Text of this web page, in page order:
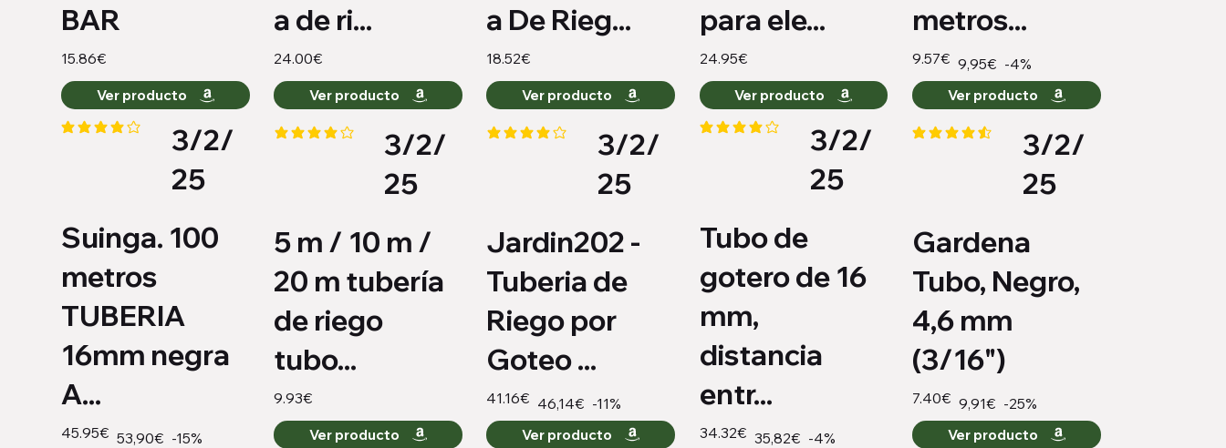
BAR
15.86€
Ver producto
a de ri...
24.00€
Ver producto
a De Rieg...
18.52€
Ver producto
para ele...
24.95€
Ver producto
metros...
9.57€ 9,95€ -4%
Ver producto
la calificación promedio es 4 de 5
3/2/
25
Suinga. 100
metros
TUBERIA
16mm negra
A...
45.95€ 53,90€ -15%
la calificación promedio es 3.9 de 5
3/2/
25
5 m / 10 m /
20 m tubería
de riego
tubo...
9.93€
Ver producto
la calificación promedio es 4 de 5
3/2/
25
Jardin202 -
Tuberia de
Riego por
Goteo ...
41.16€ 46,14€ -11%
Ver producto
la calificación promedio es 4.2 de 5
3/2/
25
Tubo de
gotero de 16
mm,
distancia
entr...
34.32€ 35,82€ -4%
la calificación promedio es 4.4 de 5
3/2/
25
Gardena
Tubo, Negro,
4,6 mm
(3/16")
7.40€ 9,91€ -25%
Ver producto